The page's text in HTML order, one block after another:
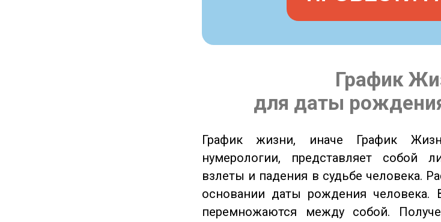
График
для даты
График жизни, иначе График
нумерологии, представляет собой
взлеты и падения в судьбе человека.
основании даты рождения
перемножаются между собой.